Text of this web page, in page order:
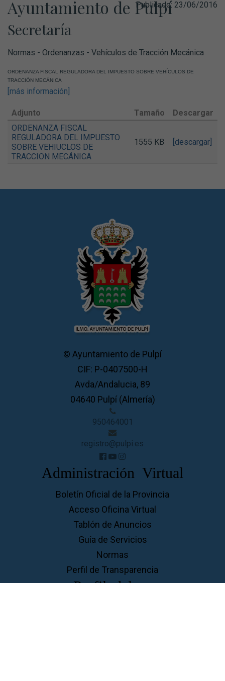
Ayuntamiento de Pulpí
Secretaría
Normas - Ordenanzas - Vehículos de Tracción Mecánica
Publicado: 23/06/2016
ORDENANZA FISCAL REGULADORA DEL IMPUESTO SOBRE VEHÍCULOS DE
TRACCIÓN MECÁNICA
[más información]
Adjunto Tamaño
Descargar
ORDENANZA FISCAL
REGULADORA DEL IMPUESTO
SOBRE VEHIUCLOS DE
TRACCION MECÁNICA
1555 KB [descargar]
© Ayuntamiento de Pulpí
CIF: P-0407500-H
Avda/Andalucia, 89
04640 Pulpí (Almería)
950464001
registro@pulpi.es
Administración Virtual
Boletín Oficial de la Provincia
Acceso Oficina Virtual
Tablón de Anuncios
Guía de Servicios
Normas
Perfil de Transparencia
Perfil del ...